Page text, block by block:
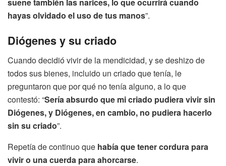
suene también las narices, lo que ocurrirá cuando
hayas olvidado el uso de tus manos”.
Diógenes y su criado
Cuando decidió vivir de la mendicidad, y se deshizo de
todos sus bienes, incluido un criado que tenía, le
preguntaron que por qué no tenía alguno, a lo que
contestó: “Sería absurdo que mi criado pudiera vivir sin
Diógenes, y Diógenes, en cambio, no pudiera hacerlo
sin su criado”.
Repetía de continuo que había que tener cordura para
vivir o una cuerda para ahorcarse.